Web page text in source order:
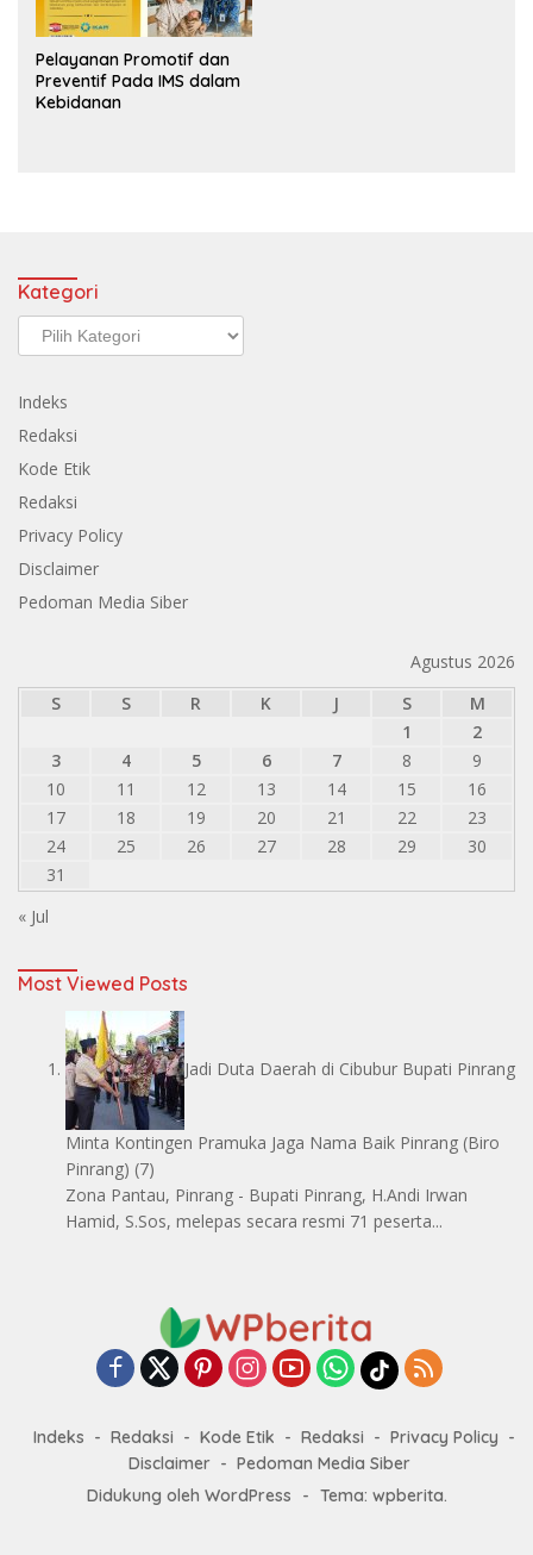
Pelayanan Promotif dan
Preventif Pada IMS dalam
Kebidanan
Kategori
Kategori
Indeks
Redaksi
Kode Etik
Redaksi
Privacy Policy
Disclaimer
Pedoman Media Siber
Agustus 2026
S
S R K J S
M
1
2
3
4 5 6 7 8
9
10
11 12 13 14 15
16
17
18 19 20 21 22
23
24
25 26 27 28 29
30
31
« Jul
Most Viewed Posts
Jadi Duta Daerah di Cibubur Bupati Pinrang
Minta Kontingen Pramuka Jaga Nama Baik Pinrang (Biro
Pinrang) (7)
Zona Pantau, Pinrang - Bupati Pinrang, H.Andi Irwan
Hamid, S.Sos, melepas secara resmi 71 peserta...
Indeks Redaksi Kode Etik Redaksi
Privacy Policy
Disclaimer
Pedoman Media Siber
Didukung oleh WordPress
- Tema: wpberita.